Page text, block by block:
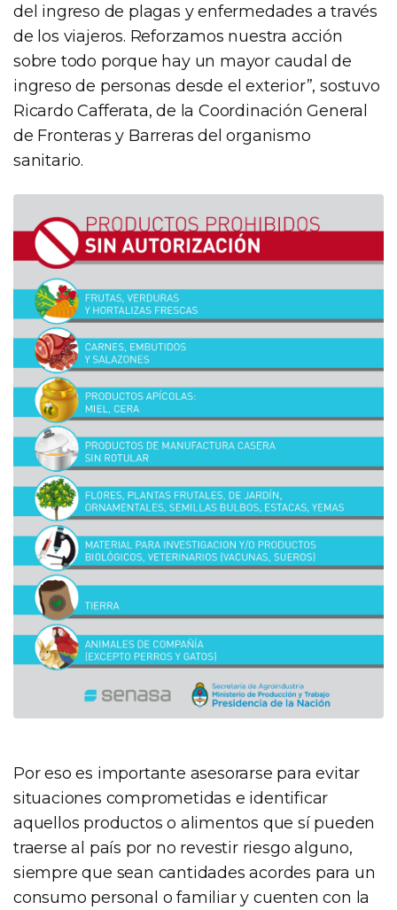
del ingreso de plagas y enfermedades a través
de los viajeros. Reforzamos nuestra acción
sobre todo porque hay un mayor caudal de
ingreso de personas desde el exterior”, sostuvo
Ricardo Cafferata, de la Coordinación General
de Fronteras y Barreras del organismo
sanitario.
Por eso es importante asesorarse para evitar
situaciones comprometidas e identificar
aquellos productos o alimentos que sí pueden
traerse al país por no revestir riesgo alguno,
siempre que sean cantidades acordes para un
consumo personal o familiar y cuenten con la